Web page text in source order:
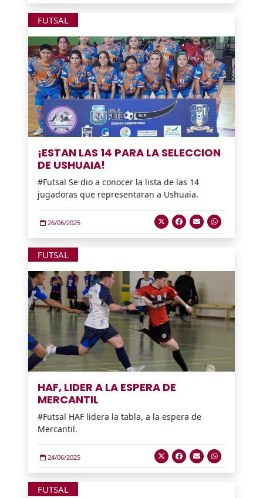
FUTSAL
¡ESTAN LAS 14 PARA LA SELECCION
DE USHUAIA!
#Futsal Se dio a conocer la lista de las 14
jugadoras que representaran a Ushuaia.
26/06/2025
FUTSAL
HAF, LIDER A LA ESPERA DE
MERCANTIL
#Futsal HAF lidera la tabla, a la espera de
Mercantil.
24/06/2025
FUTSAL